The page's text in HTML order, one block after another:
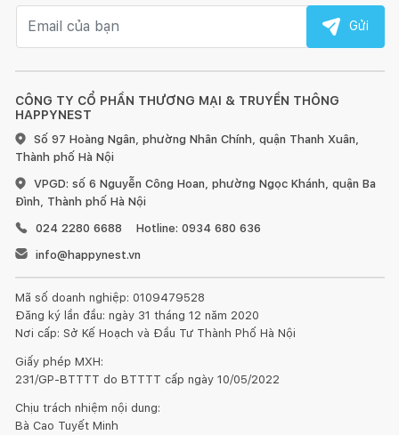
CÔNG TY CỔ PHẦN THƯƠNG MẠI & TRUYỀN THÔNG
HAPPYNEST
Số 97 Hoàng Ngân, phường Nhân Chính, quận Thanh Xuân,
Thành phố Hà Nội
VPGD: số 6 Nguyễn Công Hoan, phường Ngọc Khánh, quận Ba
Đình, Thành phố Hà Nội
024 2280 6688
Hotline: 0934 680 636
info@happynest.vn
Mã số doanh nghiệp: 0109479528
Đăng ký lần đầu: ngày 31 tháng 12 năm 2020
Nơi cấp: Sở Kế Hoạch và Đầu Tư Thành Phố Hà Nội
Giấy phép MXH:
231/GP-BTTTT do BTTTT cấp ngày 10/05/2022
Chịu trách nhiệm nội dung:
Bà Cao Tuyết Minh
Gửi